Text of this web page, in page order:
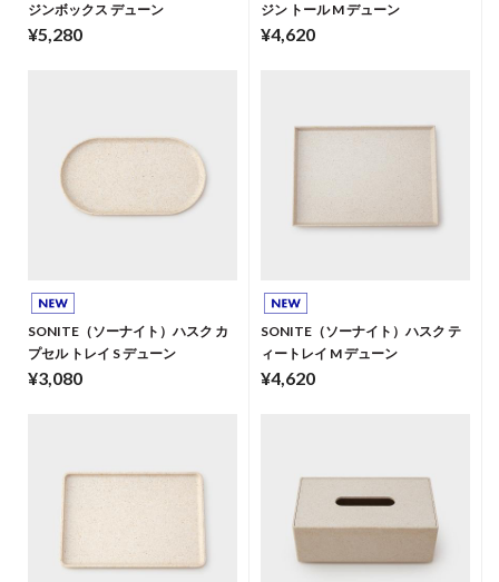
ジンボックス デューン
¥5,280
ジン トール M デューン
¥4,620
SONITE（ソーナイト）ハスク カ
プセル トレイ S デューン
¥3,080
SONITE（ソーナイト）ハスク テ
ィートレイ M デューン
¥4,620